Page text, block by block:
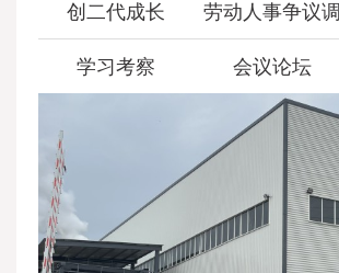
创二代成长 劳动人事争议调
委会
学习考察 会议论坛